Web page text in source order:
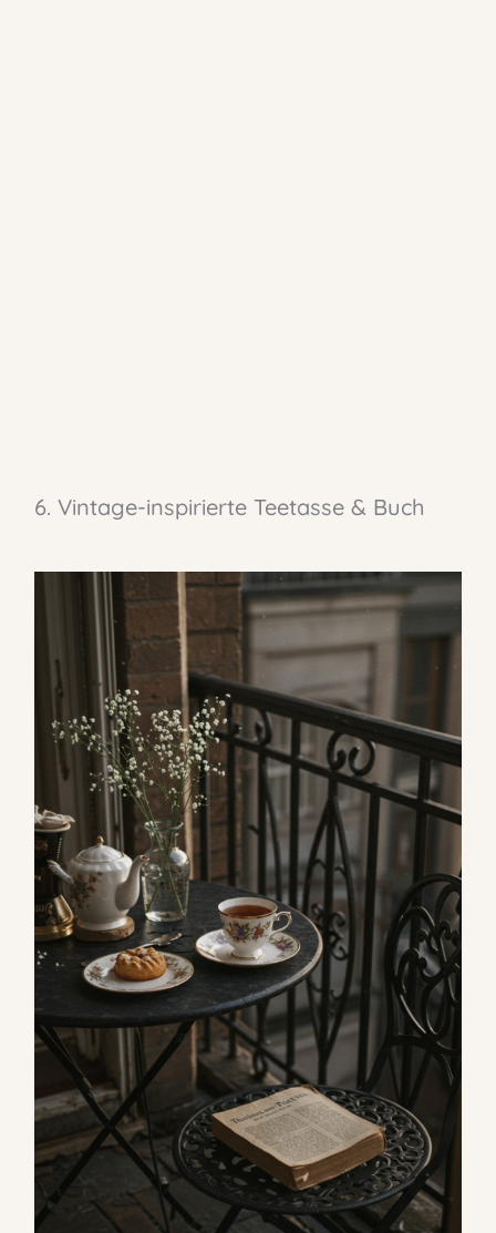
6. Vintage-inspirierte Teetasse & Buch